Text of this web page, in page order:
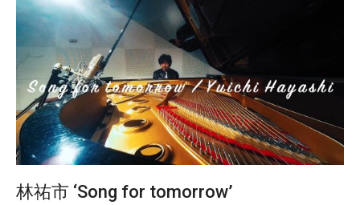
林祐市 ‘Song for tomorrow’